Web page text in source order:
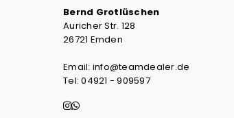
Bernd Grotlüschen
Auricher Str. 128
26721 Emden
Email: info@teamdealer.de
Tel: 04921 - 909597
Instagram
Whatsapp